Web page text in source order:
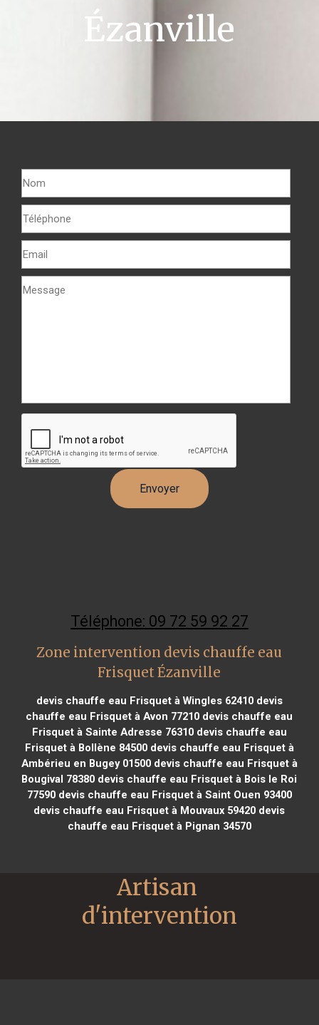
Ézanville
Téléphone: 09 72 59 92 27
Zone intervention devis chauffe eau
Frisquet Ézanville
devis chauffe eau Frisquet à Wingles 62410devis
chauffe eau Frisquet à Avon 77210 devis chauffe eau
Frisquet à Sainte Adresse 76310devis chauffe eau
Frisquet à Bollène 84500devis chauffe eau Frisquet à
Ambérieu en Bugey 01500devis chauffe eau Frisquet à
Bougival 78380 devis chauffe eau Frisquet à Bois le Roi
77590devis chauffe eau Frisquet à Saint Ouen 93400
devis chauffe eau Frisquet à Mouvaux 59420 devis
chauffe eau Frisquet à Pignan 34570
Artisan
d'intervention